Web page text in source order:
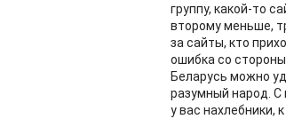
группу, какой-то
второму меньше,
за сайты, кто
ошибка со
Беларусь можно
разумный народ. С
у вас нахлебники,